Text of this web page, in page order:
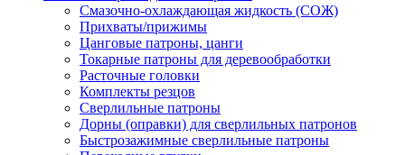
Смазочно-охлаждающая жидкость (СОЖ)
Прихваты/прижимы
Цанговые патроны, цанги
Токарные патроны для деревообработки
Расточные головки
Комплекты резцов
Сверлильные патроны
Дорны (оправки) для сверлильных патронов
Быстрозажимные сверлильные патроны